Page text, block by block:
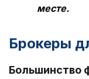
месте.
Брокеры
Большинство